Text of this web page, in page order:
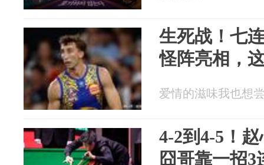
生死战！七
怪阵亮相，
爱情的滋味我也想
4-2到4-5！
囧哥靠一招